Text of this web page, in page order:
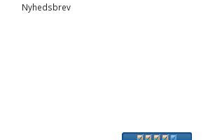
Nyhedsbrev